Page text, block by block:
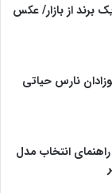
برند از بازار/ عکس
نارس حیاتی
انتخاب مدل